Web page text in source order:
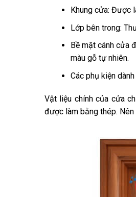
Khung cửa: Được
Lớp bên trong:
Bề mặt cánh cửa
màu gỗ tự nhiên.
Các phụ kiện
Vật liệu chính của cửa
được làm bằng thép.